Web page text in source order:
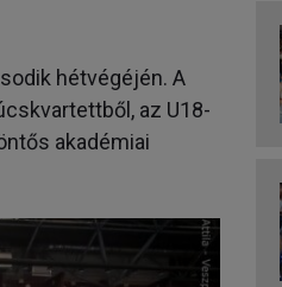
hétvégéjén. A
az U18-
akadémiai